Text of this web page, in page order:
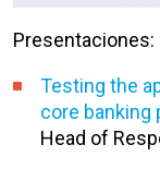
Presentaciones:
Testing the
core banking
Head of